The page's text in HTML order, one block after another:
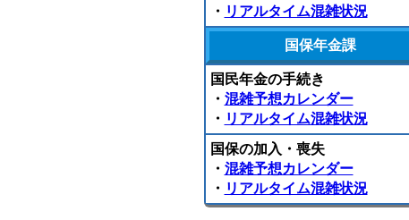
・ リアルタイム混雑状況
国保年金課
国民年金の手続き
・ 混雑予想カレンダー
・ リアルタイム混雑状況
国保の加入・喪失
・ 混雑予想カレンダー
・ リアルタイム混雑状況